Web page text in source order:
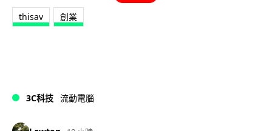
thisav 創業
3C科技 流動電腦